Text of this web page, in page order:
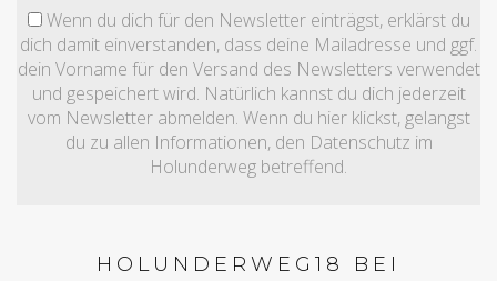
Wenn du dich für den Newsletter einträgst, erklärst du
dich damit einverstanden, dass deine Mailadresse und ggf.
dein Vorname für den Versand des Newsletters verwendet
und gespeichert wird. Natürlich kannst du dich jederzeit
vom Newsletter abmelden. Wenn du hier klickst, gelangst
du zu allen Informationen, den Datenschutz im
Holunderweg betreffend.
HOLUNDERWEG18 BEI